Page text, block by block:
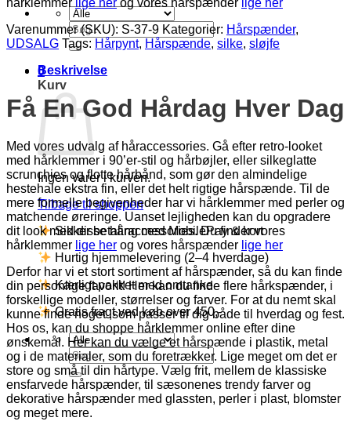
Søg
efter:
0
Kurv
Ingen varer i kurven.
Tilbage til shoppen
Sikker betaling med MobilePay & kort
Hurtig hjemmelevering (2–4 hverdage)
Kærligt pakket med omtanke
Gratis fragt ved køb over 450,-
Søg
efter:
Varenummer (SKU): S-37-9 Kategorier: Hårspænder,
UDSALG Tags: Hårpynt, Hårspænde, silke, sløjfe
Beskrivelse
Få En God Hårdag Hver Dag
Med vores udvalg af håraccessories. Gå efter retro-looket
med hårklemmer i 90’er-stil og hårbøjler, eller silkeglatte
scrunchies og flotte hårbånd, som gør den almindelige
hestehale ekstra fin, eller det helt rigtige hårspænde. Til de
mere formelle begivenheder har vi hårklemmer med perler og
matchende øreringe. Uanset lejligheden kan du opgradere
dit look med disse håraccessories. Du finder vores
hårklemmer lige her og vores hårspænder lige her
Derfor har vi et stort sortiment af hårspænder, så du kan finde
din personlige favorit! Her kan du finde flere hårkspænder, i
forskellige modeller, størrelser og farver. For at du nemt skal
kunne finde noget ,som passer til dig både til hverdag og fest.
Hos os, kan du shoppe hårklemmer online efter dine
ønskemål. Her kan du vælge et hårspænde i plastik, metal
og i de materialer, som du foretrækker. Lige meget om det er
store og små til din hårtype. Vælg frit, mellem de klassiske
ensfarvede hårspænder, til sæsonenes trendy farver og
dekorative hårspænder med glassten, perler i plast, blomster
og meget mere.